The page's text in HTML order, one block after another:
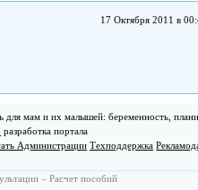
17 Октября 2011 в
для мам и их малышей: беременность,
разработка портала
Администрации Техподдержка
– Расчет пособий